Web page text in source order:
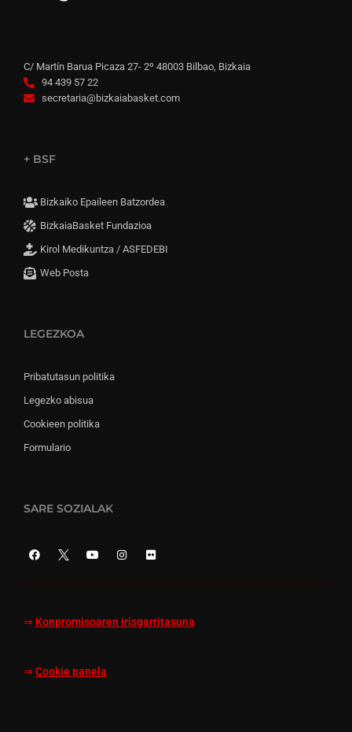
C/ Martín Barua Picaza 27- 2º 48003 Bilbao, Bizkaia
94 439 57 22
secretaria@bizkaiabasket.com
+ BSF
Bizkaiko Epaileen Batzordea
BizkaiaBasket Fundazioa
Kirol Medikuntza / ASFEDEBI
Web Posta
LEGEZKOA
Pribatutasun politika
Legezko abisua
Cookieen politika
Formulario
SARE SOZIALAK
⇒ Konpromisoaren irisgarritasuna
⇒ Cookie panela